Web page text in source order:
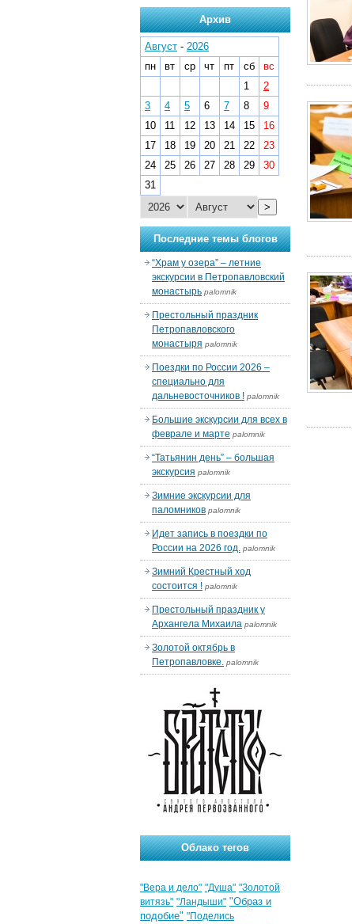
Архив
Август - 2026
пн
вт ср чт пт сб
вс
1
2
3
4 5 6 7 8
9
10
11 12 13 14 15
16
17
18 19 20 21 22
23
24
25 26 27 28 29
30
31
>
Последние темы блогов
“Храм у озера” – летние
экскурсии в Петропавловский
монастырь palomnik
Престольный праздник
Петропавловского
монастыря palomnik
Поездки по России 2026 –
специально для
дальневосточников ! palomnik
Большие экскурсии для всех в
феврале и марте palomnik
“Татьянин день” – большая
экскурсия palomnik
Зимние экскурсии для
паломников palomnik
Идет запись в поездки по
России на 2026 год. palomnik
Зимний Крестный ход
состоится ! palomnik
Престольный праздник у
Архангела Михаила palomnik
Золотой октябрь в
Петропавловке. palomnik
Облако тегов
"Вера и дело" "Душа" "Золотой
витязь" "Ландыши" "Образ и
подобие" "Поделись